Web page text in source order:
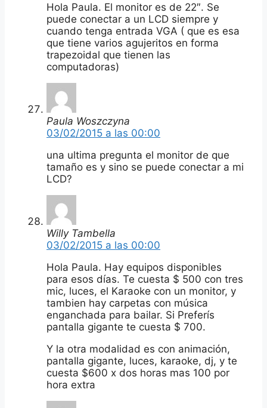
Hola Paula. El monitor es de 22″. Se
puede conectar a un LCD siempre y
cuando tenga entrada VGA ( que es esa
que tiene varios agujeritos en forma
trapezoidal que tienen las
computadoras)
Paula Woszczyna
03/02/2015 a las 00:00
una ultima pregunta el monitor de que
tamaño es y sino se puede conectar a mi
LCD?
Willy Tambella
03/02/2015 a las 00:00
Hola Paula. Hay equipos disponibles
para esos días. Te cuesta $ 500 con tres
mic, luces, el Karaoke con un monitor, y
tambien hay carpetas con música
enganchada para bailar. Si Preferís
pantalla gigante te cuesta $ 700.
Y la otra modalidad es con animación,
pantalla gigante, luces, karaoke, dj, y te
cuesta $600 x dos horas mas 100 por
hora extra